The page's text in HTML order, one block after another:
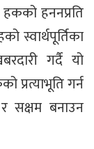
हननप्रति
स्वार्थपूर्तिका
गर्दै यो
प्रत्याभूति गर्न
सक्षम बनाउन